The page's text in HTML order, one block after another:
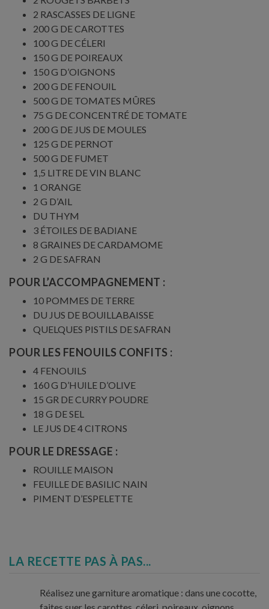
2 RASCASSES DE LIGNE
200 G DE CAROTTES
100 G DE CÉLERI
150 G DE POIREAUX
150 G D’OIGNONS
200 G DE FENOUIL
500 G DE TOMATES MÛRES
75 G DE CONCENTRÉ DE TOMATE
200 G DE JUS DE MOULES
125 G DE PERNOT
500 G DE FUMET
1,5 LITRE DE VIN BLANC
1 ORANGE
2 G D’AIL
DU THYM
3 ÉTOILES DE BADIANE
8 GRAINES DE CARDAMOME
2 G DE SAFRAN
POUR L’ACCOMPAGNEMENT :
10 POMMES DE TERRE
DU JUS DE BOUILLABAISSE
QUELQUES PISTILS DE SAFRAN
POUR LES FENOUILS CONFITS :
4 FENOUILS
160 G D’HUILE D’OLIVE
15 GR DE CURRY POUDRE
18 G DE SEL
LE JUS DE 4 CITRONS
POUR LE DRESSAGE :
ROUILLE MAISON
FEUILLE DE BASILIC NAIN
PIMENT D’ESPELETTE
LA RECETTE PAS À PAS...
Réalisez une garniture aromatique : dans une cocotte,